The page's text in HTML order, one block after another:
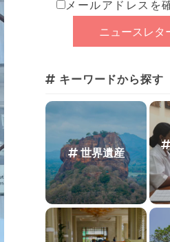
メールアドレスを
キーワードから探す
世界遺産